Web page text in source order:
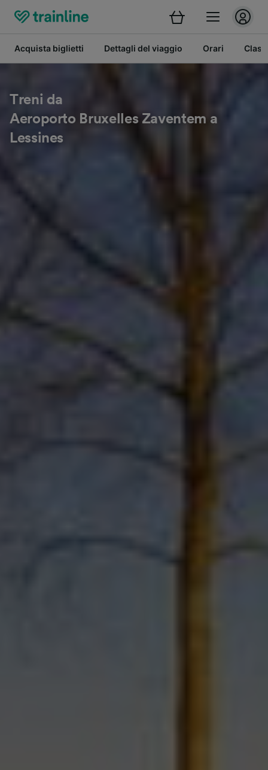
Acquista biglietti Dettagli del viaggio Orari
Treni da
Aeroporto Bruxelles Zaventem a
Lessines